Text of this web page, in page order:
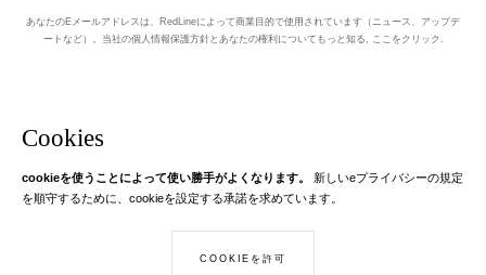
Cookies
cookieを使うことによって使い勝手がよくなります。
新しいeプライバシーの規定
を順守するために、cookieを設定する承諾を求めています。
COOKIEを許可
あなたのEメールアドレスは、RedLineによって商業目的で使用されています（ニュース、アップデ
ートなど）。当社の個人情報保護方針とあなたの権利についてもっと知る, ここをクリック.
© Creaddict - 全著作権所有
Instagram Facebook Twitter Pinterest
あなたのEメール
あなたのEメールアドレスは、RedLineに関する情報を送信するためにのみ